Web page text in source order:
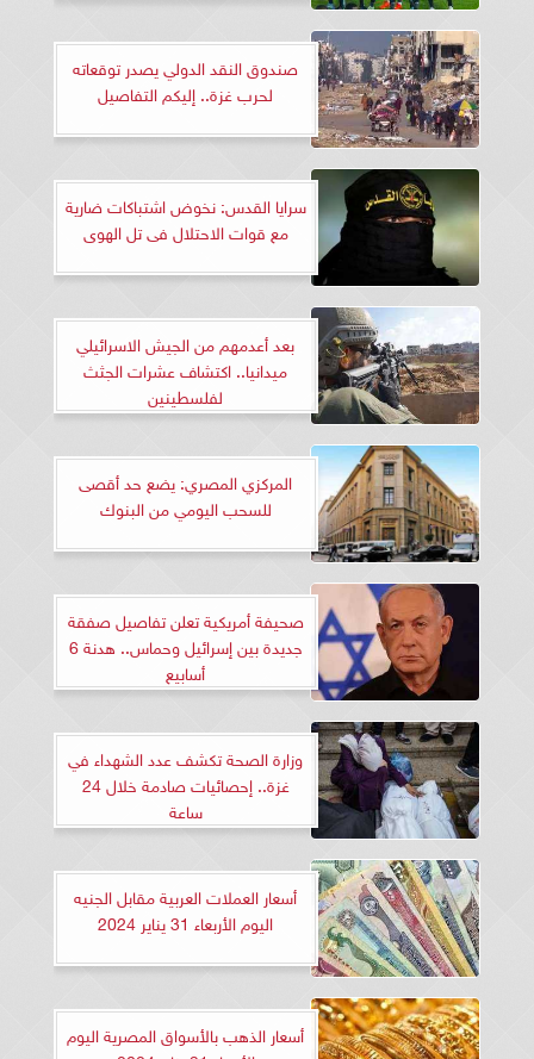
صندوق النقد الدولي يصدر توقعاته
لحرب غزة.. إليكم التفاصيل
سرايا القدس: نخوض اشتباكات ضارية
مع قوات الاحتلال فى تل الهوى
بعد أعدمهم من الجيش الاسرائيلي
ميدانيا.. اكتشاف عشرات الجثث
لفلسطينين
المركزي المصري: يضع حد أقصى
للسحب اليومي من البنوك
صحيفة أمريكية تعلن تفاصيل صفقة
جديدة بين إسرائيل وحماس.. هدنة 6
أسابيع
وزارة الصحة تكشف عدد الشهداء في
غزة.. إحصائيات صادمة خلال 24
ساعة
أسعار العملات العربية مقابل الجنيه
اليوم الأربعاء 31 يناير 2024
أسعار الذهب بالأسواق المصرية اليوم